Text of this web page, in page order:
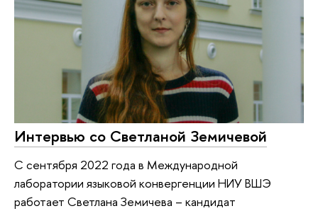
Интервью со Светланой Земичевой
С сентября 2022 года в Международной
лаборатории языковой конвергенции НИУ ВШЭ
работает Светлана Земичева – кандидат